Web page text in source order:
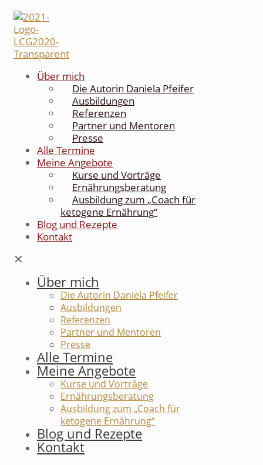
Über mich
Die Autorin Daniela Pfeifer
Ausbildungen
Referenzen
Partner und Mentoren
Presse
Alle Termine
Meine Angebote
Kurse und Vorträge
Ernährungsberatung
Ausbildung zum „Coach für
ketogene Ernährung“
Blog und Rezepte
Kontakt
✕
Über mich
Die Autorin Daniela Pfeifer
Ausbildungen
Referenzen
Partner und Mentoren
Presse
Alle Termine
Meine Angebote
Kurse und Vorträge
Ernährungsberatung
Ausbildung zum „Coach für
ketogene Ernährung“
Blog und Rezepte
Kontakt